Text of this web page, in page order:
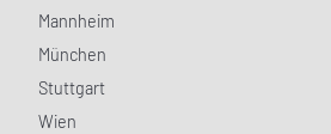
Mannheim
München
Stuttgart
Wien